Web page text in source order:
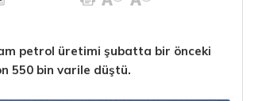
petrol üretimi şubatta bir önceki
550 bin varile düştü.